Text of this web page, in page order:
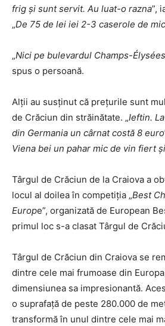
frig și sunt servit. Au luat-o razna”,
„De 75 de lei iei 2-3 caserole de
„Nici pe bulevardul Champs-
spus o persoană.
Alții au susținut că prețurile sunt
de Crăciun din străinătate. „Ieftin.
din Germania un cârnat costă 8 euro
Viena bei un pahar mic de vin fiert
Târgul de Crăciun de la Craiova a
locul al doilea în competiţia „Best
Europe”, organizată de European
primul loc s-a clasat Târgul de
Târgul de Crăciun din Craiova se
dintre cele mai frumoase din
dimensiunea sa impresionantă.
o suprafață de peste 280.000 de
transformă în unul dintre cele mai